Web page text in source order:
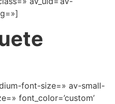
font-size=» av-small-
font_color=’custom’